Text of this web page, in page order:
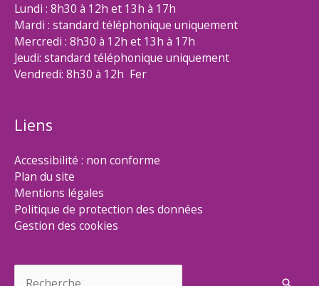
Lundi : 8h30 à 12h et 13h à 17h
Mardi : standard téléphonique uniquement
Mercredi : 8h30 à 12h et 13h à 17h
Jeudi: standard téléphonique uniquement
Vendredi: 8h30 à 12h Fer
Liens
Accessibilité : non conforme
Plan du site
Mentions légales
Politique de protection des données
Gestion des cookies